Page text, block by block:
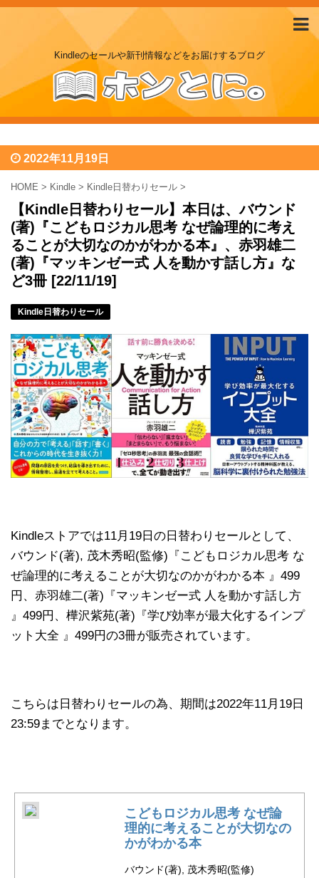
Kindleのセールや新刊情報などをお届けするブログ
2022年11月19日
HOME > Kindle > Kindle日替わりセール >
【Kindle日替わりセール】本日は、バウンド
(著)『こどもロジカル思考 なぜ論理的に考え
ることが大切なのかがわかる本』、赤羽雄二
(著)『マッキンゼー式 人を動かす話し方』な
ど3冊 [22/11/19]
Kindle日替わりセール
Kindleストアでは11月19日の日替わりセールとして、
バウンド(著), 茂木秀昭(監修)『こどもロジカル思考 な
ぜ論理的に考えることが大切なのかがわかる本 』499
円、赤羽雄二(著)『マッキンゼー式 人を動かす話し方
』499円、樺沢紫苑(著)『学び効率が最大化するインプ
ット大全 』499円の3冊が販売されています。
こちらは日替わりセールの為、期間は2022年11月19日
23:59までとなります。
こどもロジカル思考 なぜ論
理的に考えることが大切なの
かがわかる本
バウンド(著), 茂木秀昭(監修)